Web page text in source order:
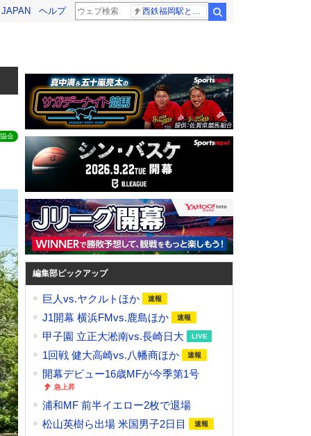
ヘルプ
会
編集部ピックアップ
巨人vs.ヤクルトほか
J1開幕 横浜FMvs.鹿島ほか
甲子園 立正大淞南vs.長崎日大
1回戦 健大高崎vs.八幡商ほか
開幕デビュー16歳MFが今季第1号
浦和MF 前半イエロー2枚で退場
松山英樹ら出場 米国男子2日目